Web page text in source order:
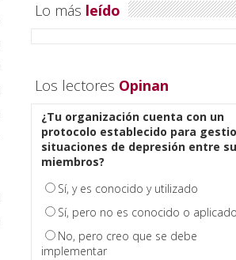
Lo más leído
Los lectores Opinan
¿Tu organización cuenta con un
protocolo establecido para
situaciones de depresión entre
miembros?
Sí, y es conocido y utilizado
Sí, pero no es conocido o aplicado
No, pero creo que se debe
implementar